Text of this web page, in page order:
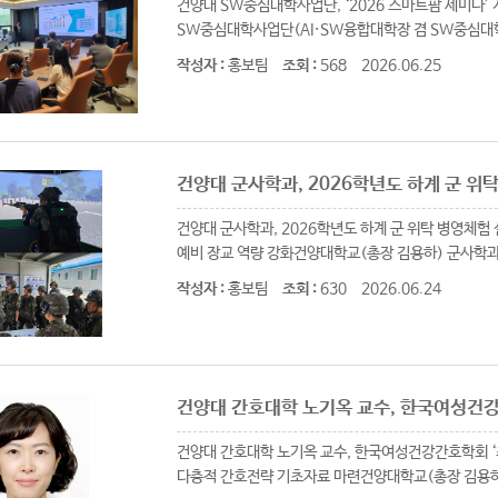
건양대 SW중심대학사업단, ‘2026 스마트팜 세미나
SW중심대학사업단(AI·SW융합대학장 겸 SW중심
작성자 :홍보팀 조회 :568 2026.06.25
건양대 군사학과, 2026학년도 하계 군 위
건양대 군사학과, 2026학년도 하계 군 위탁 병영체
예비 장교 역량 강화건양대학교(총장 김용하) 군사
작성자 :홍보팀 조회 :630 2026.06.24
건양대 간호대학 노기옥 교수, 한국여성건
건양대 간호대학 노기옥 교수, 한국여성건강간호학회
다층적 간호전략 기초자료 마련건양대학교(총장 김